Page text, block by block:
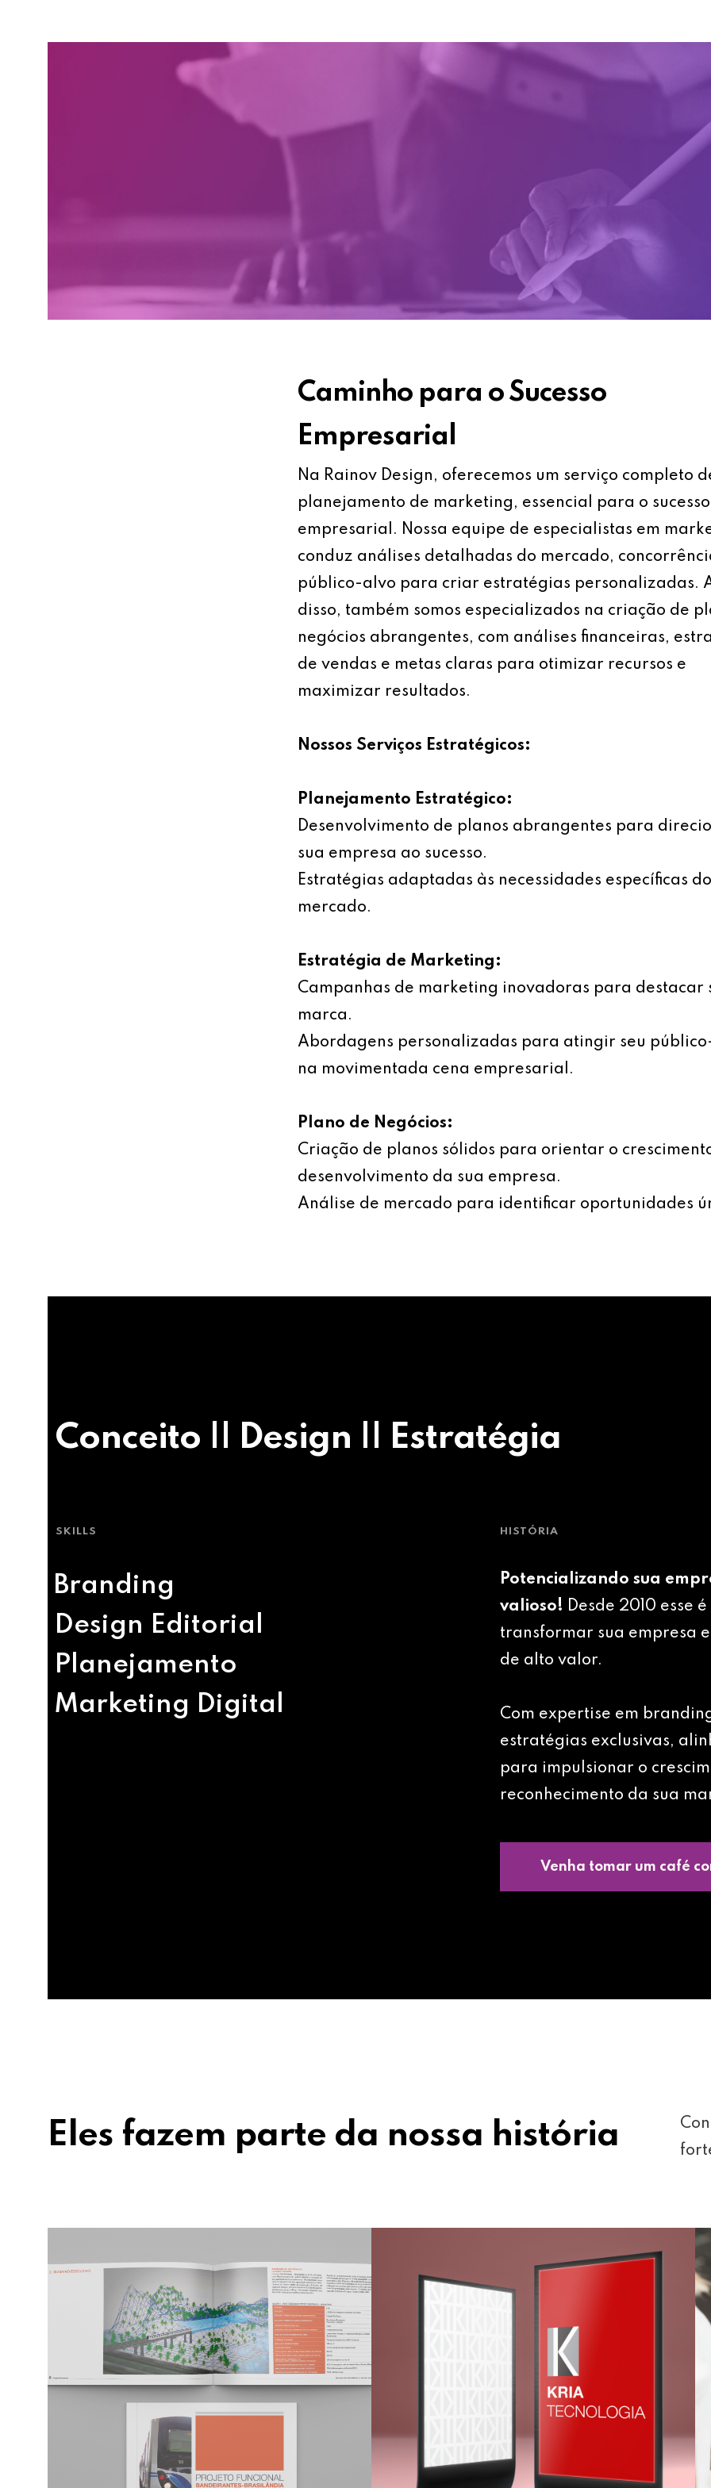
Caminho para o Sucesso
Empresarial
Na Rainov Design, oferecemos um serviço completo
planejamento de marketing, essencial para o sucesso
empresarial. Nossa equipe de especialistas em
conduz análises detalhadas do mercado,
público-alvo para criar estratégias personalizadas.
disso, também somos especializados na criação de
negócios abrangentes, com análises financeiras,
de vendas e metas claras para otimizar recursos e
maximizar resultados.
Nossos Serviços Estratégicos:
Planejamento Estratégico:
Desenvolvimento de planos abrangentes para
sua empresa ao sucesso.
Estratégias adaptadas às necessidades específicas do
mercado.
Estratégia de Marketing:
Campanhas de marketing inovadoras para destacar
marca.
Abordagens personalizadas para atingir seu
na movimentada cena empresarial.
Plano de Negócios:
Criação de planos sólidos para orientar o
desenvolvimento da sua empresa.
Análise de mercado para identificar oportunidades
Conceito || Design || Estratégia
SKILLS
Branding
Design Editorial
Planejamento
Marketing Digital
HISTÓRIA
Potencializando sua
valioso! Desde 2010 esse
transformar sua empresa
de alto valor.
Com expertise em
estratégias exclusivas,
para impulsionar o
reconhecimento da sua
Venha tomar um café
Eles fazem parte da nossa história